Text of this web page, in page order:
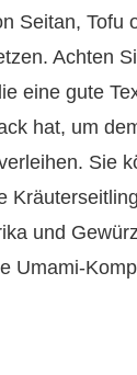
Seitan, Tofu
Achten
eine gute
hat, um
Sie
und
Umami-